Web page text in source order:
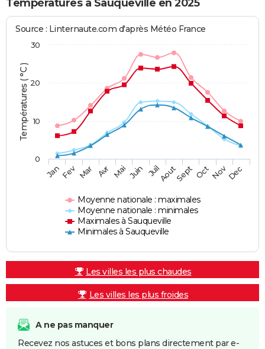
Températures à Sauqueville en 2025
Températures ( °C )
Source : Linternaute.com d'après Météo France
Moyenne nationale : maximales
Moyenne nationale : minimales
Maximales à Sauqueville
Minimales à Sauqueville
JanFev Mar Avr Mai Juin JuilAoutSept OctNovDec
0
10
20
30
Les villes les plus chaudes
Les villes les plus froides
A ne pas manquer
Recevez nos astuces et bons plans directement par e-